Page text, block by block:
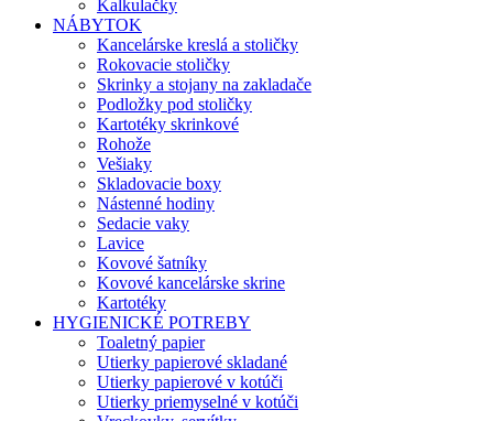
Kalkulačky
NÁBYTOK
Kancelárske kreslá a stoličky
Rokovacie stoličky
Skrinky a stojany na zakladače
Podložky pod stoličky
Kartotéky skrinkové
Rohože
Vešiaky
Skladovacie boxy
Nástenné hodiny
Sedacie vaky
Lavice
Kovové šatníky
Kovové kancelárske skrine
Kartotéky
HYGIENICKÉ POTREBY
Toaletný papier
Utierky papierové skladané
Utierky papierové v kotúči
Utierky priemyselné v kotúči